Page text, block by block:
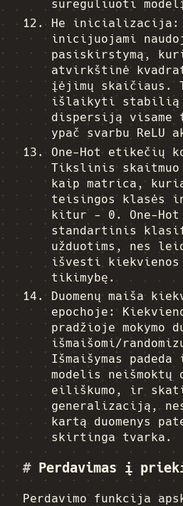
sureguliuoti
He inicializacija:
inicijuojami
pasiskirstymą,
atvirkštinė
įėjimų skaičiaus.
išlaikyti stabilią
dispersiją
ypač svarbu ReLU
One-Hot etikečių
Tikslinis skaitmuo
kaip matrica,
teisingos klasės
kitur - 0. One-Hot
standartinis
užduotims, nes
išvesti kiekvienos
tikimybę.
Duomenų maiša
epochoje:
pradžioje mokymo
išmaišomi/
Išmaišymas
modelis neišmoktų
eiliškumo, ir
generalizaciją,
kartą duomenys
skirtinga tvarka.
#Perdavimas į
Perdavimo funkcija